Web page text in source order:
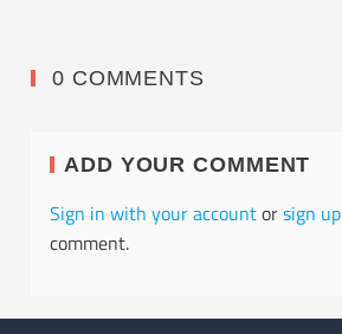
0 COMMENTS
ADD YOUR COMMENT
Sign in with your accountorsign up
comment.